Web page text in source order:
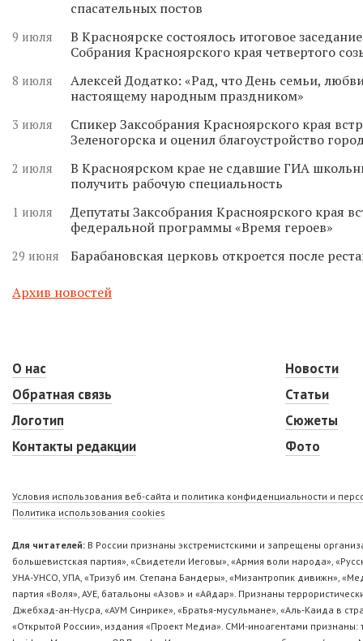
спасательных постов
9 июля
В Красноярске состоялось итоговое
Собрания Красноярского края четвертого
8 июля
Алексей Додатко: «Рад, что День семьи,
настоящему народным праздником»
3 июля
Спикер Заксобрания Красноярского края
Зеленогорска и оценил благоустройство
2 июля
В Красноярском крае не сдавшие ГИА
получить рабочую специальность
1 июля
Депутаты Заксобрания Красноярского края
федеральной программы «Время героев»
29 июня Барабановская церковь откроется после
Архив новостей
О нас
Обратная связь
Логотип
Контакты редакции
Новости
Статьи
Сюжеты
Фото
Условия использования веб-сайта и политика конфиденциальности и
Политика использования cookies
Для читателей: В России признаны экстремистскими и запрещены
большевистская партия», «Свидетели Иеговы», «Армия воли народа»,
УНА-УНСО, УПА, «Тризуб им. Степана Бандеры», «Мизантропик дивижн»,
партия «Воля», АУЕ, батальоны «Азов» и «Айдар». Признаны
Джебхад-ан-Нусра, «АУМ Синрике», «Братья-мусульмане», «Аль-Каида в
«Открытой России», издания «Проект Медиа». СМИ-иноагентами